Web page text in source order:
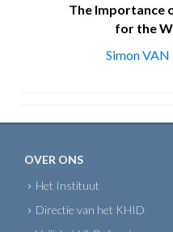
The Importance
for the
Simon
OVER ONS
Het Instituut
Directie van het KHID